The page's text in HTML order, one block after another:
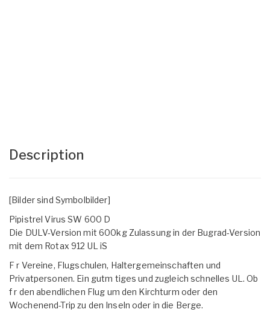
Description
[Bilder sind Symbolbilder]
Pipistrel Virus SW 600 D
Die DULV-Version mit 600kg Zulassung in der Bugrad-Version
mit dem Rotax 912 UL iS
F r Vereine, Flugschulen, Haltergemeinschaften und
Privatpersonen. Ein gutm tiges und zugleich schnelles UL. Ob
f r den abendlichen Flug um den Kirchturm oder den
Wochenend-Trip zu den Inseln oder in die Berge.